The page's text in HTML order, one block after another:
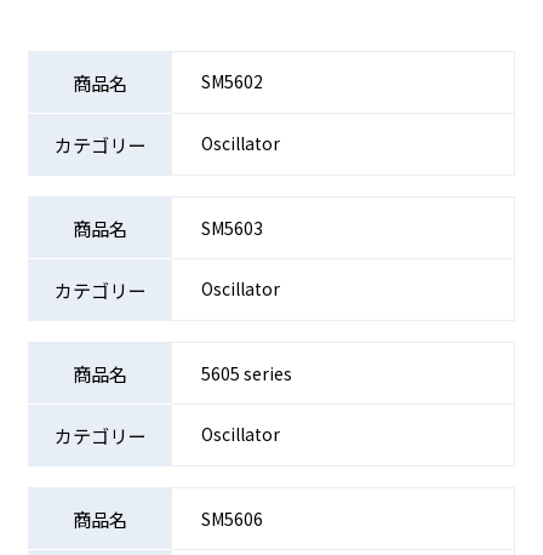
SM5602
Oscillator
SM5603
Oscillator
5605 series
Oscillator
SM5606